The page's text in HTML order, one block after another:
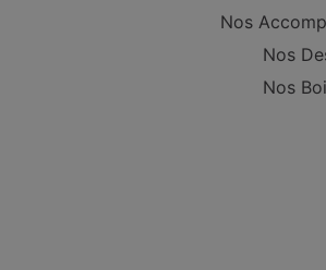
Nos
Nos
Nos